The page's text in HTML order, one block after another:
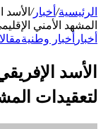
الرئيسية/ أخبار/
المشهد الأمني
أخبار أخبار وطنية
الأسد
لتعقيدات